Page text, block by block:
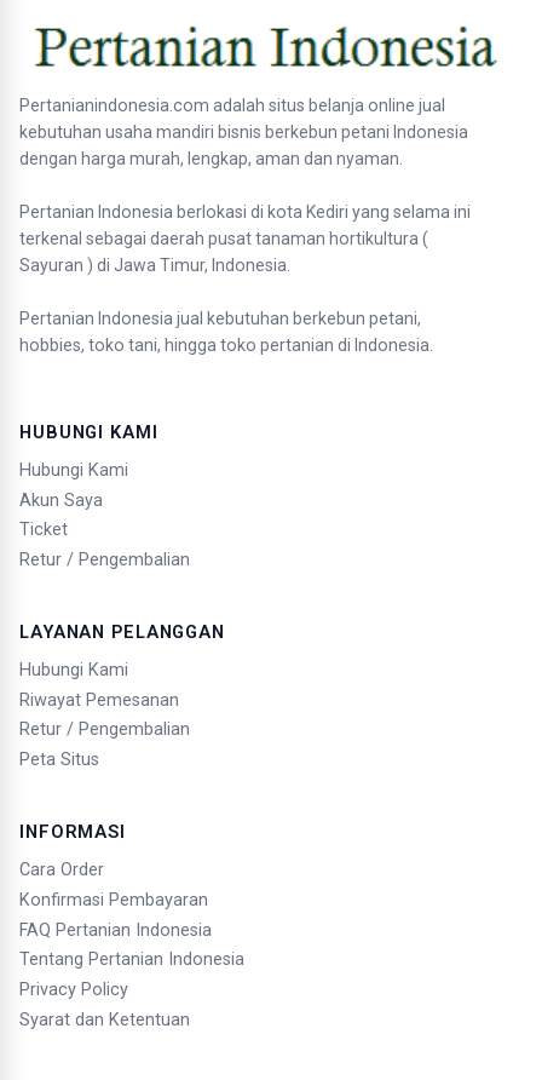
Pertanianindonesia.com adalah situs belanja online jual
kebutuhan usaha mandiri bisnis berkebun petani Indonesia
dengan harga murah, lengkap, aman dan nyaman.
Pertanian Indonesia berlokasi di kota Kediri yang selama ini
terkenal sebagai daerah pusat tanaman hortikultura (
Sayuran ) di Jawa Timur, Indonesia.
Pertanian Indonesia jual kebutuhan berkebun petani,
hobbies, toko tani, hingga toko pertanian di Indonesia.
HUBUNGI KAMI
Hubungi Kami
Akun Saya
Ticket
Retur / Pengembalian
LAYANAN PELANGGAN
Hubungi Kami
Riwayat Pemesanan
Retur / Pengembalian
Peta Situs
INFORMASI
Cara Order
Konfirmasi Pembayaran
FAQ Pertanian Indonesia
Tentang Pertanian Indonesia
Privacy Policy
Syarat dan Ketentuan